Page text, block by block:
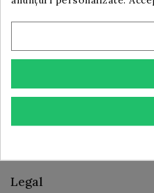
Te poti dezabona in
rugam sa folosesti
Legal